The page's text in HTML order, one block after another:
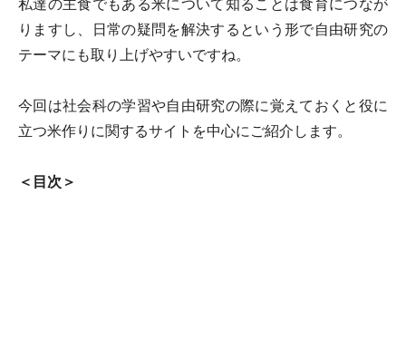
私達の主食でもある米について知ることは食育につなが
りますし、日常の疑問を解決するという形で自由研究の
テーマにも取り上げやすいですね。
今回は社会科の学習や自由研究の際に覚えておくと役に
立つ米作りに関するサイトを中心にご紹介します。
＜目次＞